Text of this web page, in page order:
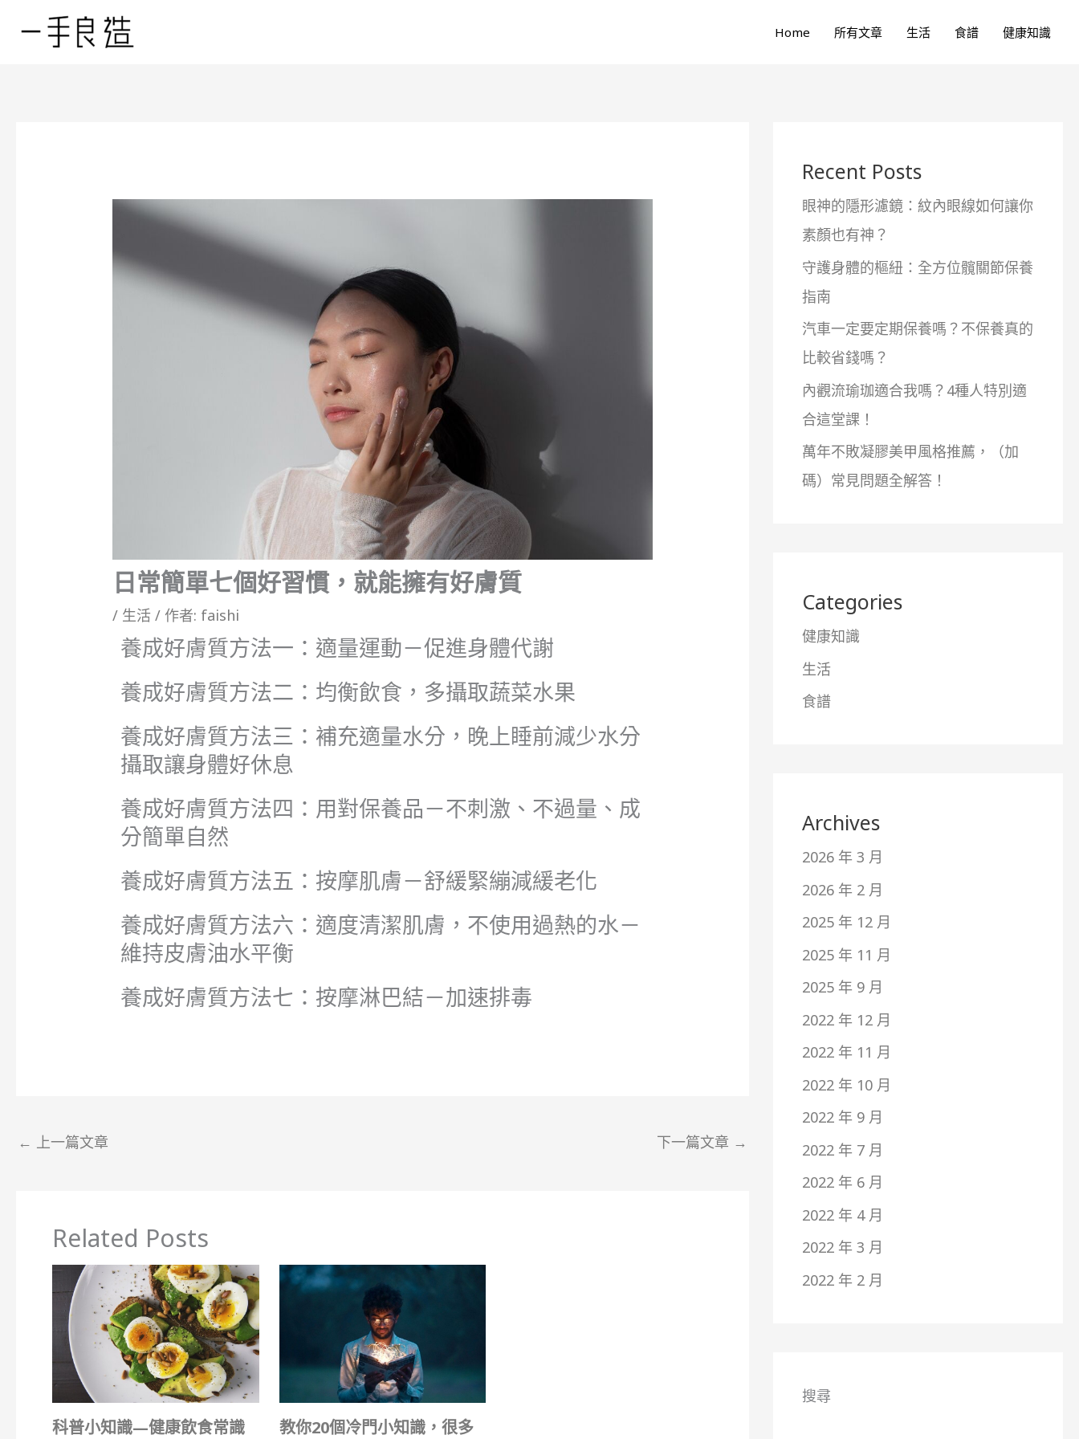
Home 所有文章 生活 食譜 健康知識
日常簡單七個好習慣，就能擁有好膚質
/ 生活 / 作者: faishi
養成好膚質方法一：適量運動－促進身體代謝
養成好膚質方法二：均衡飲食，多攝取蔬菜水果
養成好膚質方法三：補充適量水分，晚上睡前減少水分
攝取讓身體好休息
養成好膚質方法四：用對保養品－不刺激、不過量、成
分簡單自然
養成好膚質方法五：按摩肌膚－舒緩緊繃減緩老化
養成好膚質方法六：適度清潔肌膚，不使用過熱的水－
維持皮膚油水平衡
養成好膚質方法七：按摩淋巴結－加速排毒
← 上一篇文章 下一篇文章 →
Related Posts
科普小知識—健康飲食常識
教你20個冷門小知識，很多
Recent Posts
眼神的隱形濾鏡：紋內眼線如何讓你
素顏也有神？
守護身體的樞紐：全方位髖關節保養
指南
汽車一定要定期保養嗎？不保養真的
比較省錢嗎？
內觀流瑜珈適合我嗎？4種人特別適
合這堂課！
萬年不敗凝膠美甲風格推薦，（加
碼）常見問題全解答！
Categories
健康知識
生活
食譜
Archives
2026 年 3 月
2026 年 2 月
2025 年 12 月
2025 年 11 月
2025 年 9 月
2022 年 12 月
2022 年 11 月
2022 年 10 月
2022 年 9 月
2022 年 7 月
2022 年 6 月
2022 年 4 月
2022 年 3 月
2022 年 2 月
搜尋